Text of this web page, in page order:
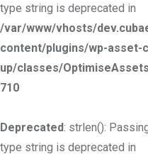
type string is deprecated in
/var/www/vhosts/
content/plugins/wp-asset-
up/classes/
710
Deprecated: strlen():
type string is deprecated in